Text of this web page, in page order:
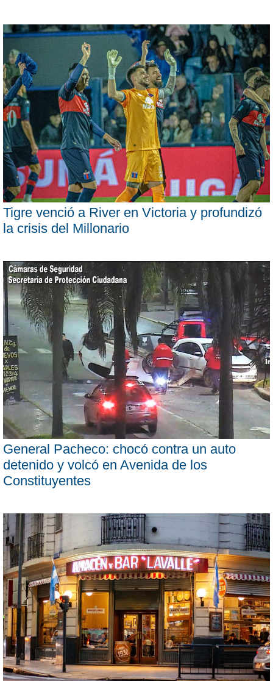
Tigre venció a River en Victoria y profundizó
la crisis del Millonario
General Pacheco: chocó contra un auto
detenido y volcó en Avenida de los
Constituyentes